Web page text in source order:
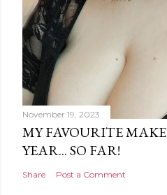
November 19, 2023
MY FAVOURITE
YEAR... SO FAR!
Share Post a Comment